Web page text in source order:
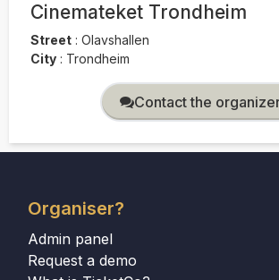
Cinemateket Trondheim
Street : Olavshallen
City : Trondheim
Contact the
Organiser?
Admin panel
Request a demo